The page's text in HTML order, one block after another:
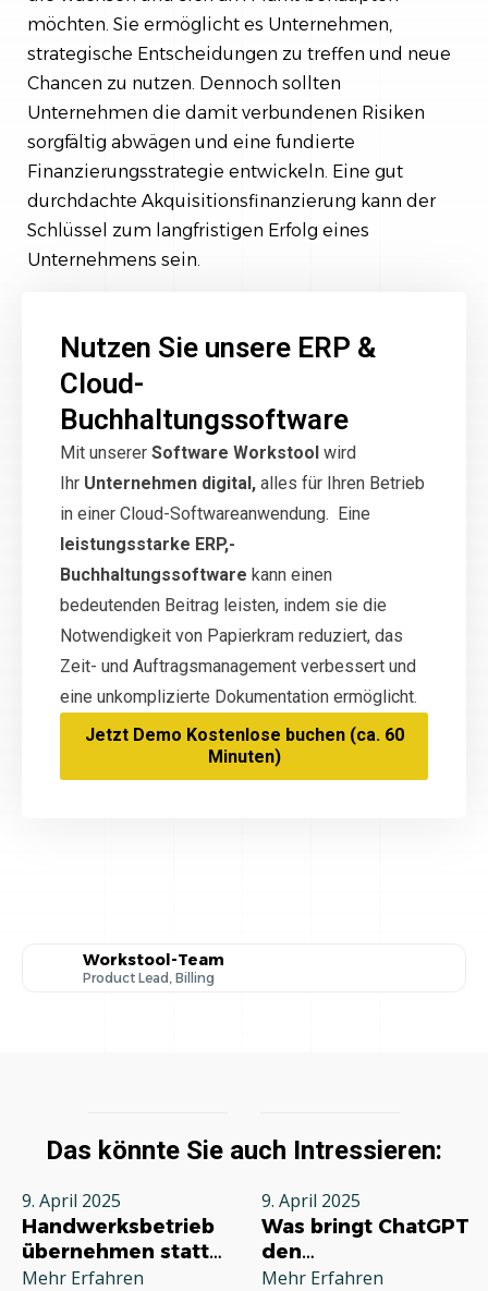
möchten. Sie ermöglicht es Unternehmen,
strategische Entscheidungen zu treffen und neue
Chancen zu nutzen. Dennoch sollten
Unternehmen die damit verbundenen Risiken
sorgfältig abwägen und eine fundierte
Finanzierungsstrategie entwickeln. Eine gut
durchdachte Akquisitionsfinanzierung kann der
Schlüssel zum langfristigen Erfolg eines
Unternehmens sein.
Nutzen Sie unsere ERP &
Cloud-
Buchhaltungssoftware
Mit unserer Software Workstool wird
Ihr Unternehmen digital, alles für Ihren Betrieb
in einer Cloud-Softwareanwendung. Eine
leistungsstarke ERP,-
Buchhaltungssoftware kann einen
bedeutenden Beitrag leisten, indem sie die
Notwendigkeit von Papierkram reduziert, das
Zeit- und Auftragsmanagement verbessert und
eine unkomplizierte Dokumentation ermöglicht.
Jetzt Demo Kostenlose buchen (ca. 60
Minuten)
Workstool-Team
Product Lead, Billing
Das könnte Sie auch Intressieren:
9. April 2025
Handwerksbetrieb
übernehmen statt
neu gründen:
Mehr Erfahren
9. April 2025
Was bringt ChatGPT
den
Mehr Erfahren